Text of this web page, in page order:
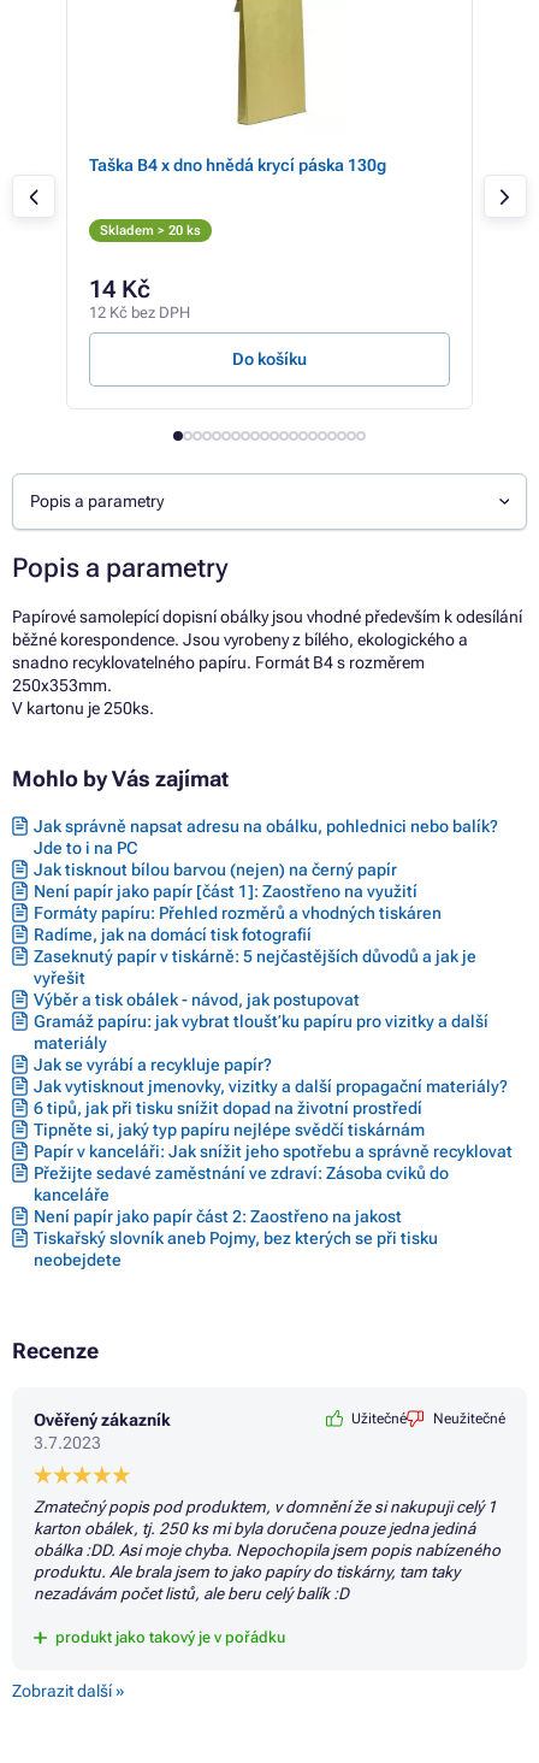
Taška B4 x dno hnědá krycí páska 130g
Skladem > 20 ks
14 Kč
12 Kč bez DPH
Do košíku
Popis a parametry
Popis a parametry
Papírové samolepící dopisní obálky jsou vhodné především k odesílání
běžné korespondence. Jsou vyrobeny z bílého, ekologického a
snadno recyklovatelného papíru. Formát B4 s rozměrem
250x353mm.
V kartonu je 250ks.
Mohlo by Vás zajímat
Jak správně napsat adresu na obálku, pohlednici nebo balík?
Jde to i na PC
Jak tisknout bílou barvou (nejen) na černý papír
Není papír jako papír [část 1]: Zaostřeno na využití
Formáty papíru: Přehled rozměrů a vhodných tiskáren
Radíme, jak na domácí tisk fotografií
Zaseknutý papír v tiskárně: 5 nejčastějších důvodů a jak je
vyřešit
Výběr a tisk obálek - návod, jak postupovat
Gramáž papíru: jak vybrat tloušťku papíru pro vizitky a další
materiály
Jak se vyrábí a recykluje papír?
Jak vytisknout jmenovky, vizitky a další propagační materiály?
6 tipů, jak při tisku snížit dopad na životní prostředí
Tipněte si, jaký typ papíru nejlépe svědčí tiskárnám
Papír v kanceláři: Jak snížit jeho spotřebu a správně recyklovat
Přežijte sedavé zaměstnání ve zdraví: Zásoba cviků do
kanceláře
Není papír jako papír část 2: Zaostřeno na jakost
Tiskařský slovník aneb Pojmy, bez kterých se při tisku
neobejdete
Recenze
Ověřený zákazník
3.7.2023
Užitečné Neužitečné
Zmatečný popis pod produktem, v domnění že si nakupuji celý 1
karton obálek, tj. 250 ks mi byla doručena pouze jedna jediná
obálka :DD. Asi moje chyba. Nepochopila jsem popis nabízeného
produktu. Ale brala jsem to jako papíry do tiskárny, tam taky
nezadávám počet listů, ale beru celý balík :D
produkt jako takový je v pořádku
Zobrazit další »